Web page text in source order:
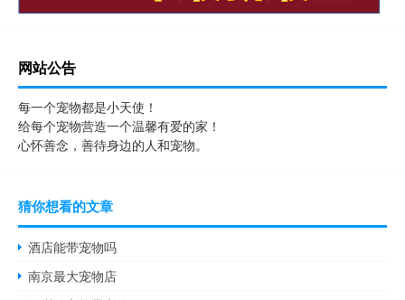
网站公告
每一个宠物都是小天使！
给每个宠物营造一个温馨有爱的家！
心怀善念，善待身边的人和宠物。
猜你想看的文章
酒店能带宠物吗
南京最大宠物店